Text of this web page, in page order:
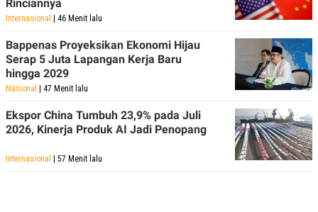
Rinciannya
Internasional | 46 Menit lalu
Bappenas Proyeksikan Ekonomi Hijau
Serap 5 Juta Lapangan Kerja Baru
hingga 2029
Nasional | 47 Menit lalu
Ekspor China Tumbuh 23,9% pada Juli
2026, Kinerja Produk AI Jadi Penopang
Internasional | 57 Menit lalu